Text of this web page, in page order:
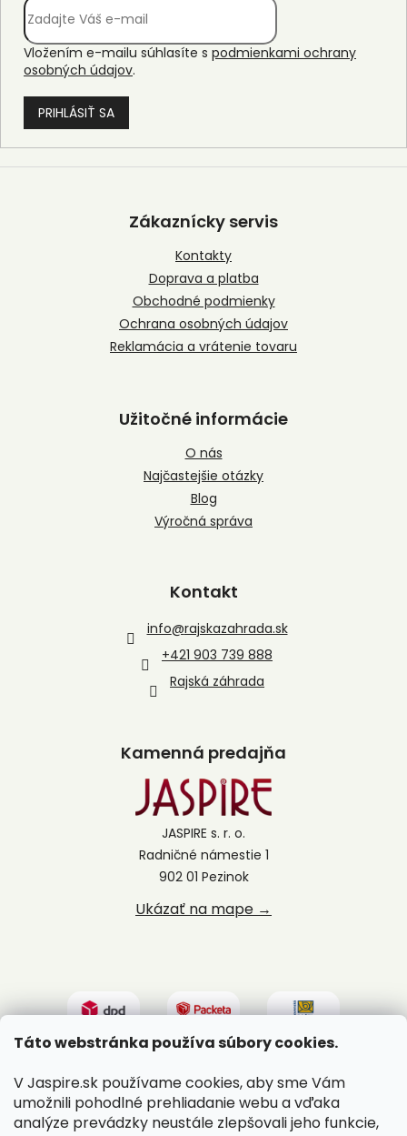
Táto webstránka používa súbory cookies.
V Jaspire.sk používame cookies, aby sme Vám
umožnili pohodlné prehliadanie webu a vďaka
analýze prevádzky neustále zlepšovali jeho funkcie,
Vložením e-mailu súhlasíte s podmienkami ochrany
osobných údajov.
PRIHLÁSIŤ SA
Z
Zákaznícky servis
Kontakty
Doprava a platba
Obchodné podmienky
Ochrana osobných údajov
Reklamácia a vrátenie tovaru
Užitočné informácie
O nás
Najčastejšie otázky
Blog
Výročná správa
Kontakt
info@rajskazahrada.sk
+421 903 739 888
Rajská záhrada
Kamenná predajňa
JASPIRE s. r. o.
Radničné námestie 1
902 01 Pezinok
Ukázať na mape →